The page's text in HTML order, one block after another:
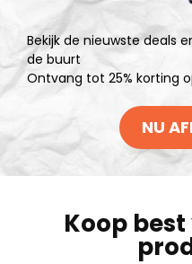
Bekijk de nieuwste deals
de buurt
Ontvang tot 25% korting
NU
Koop